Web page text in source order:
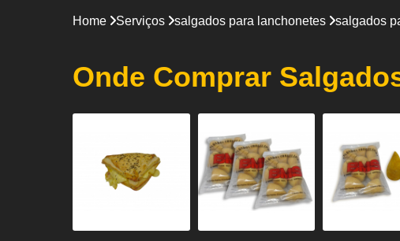
Home Serviços salgados para lanchonetes salgados
Onde Comprar